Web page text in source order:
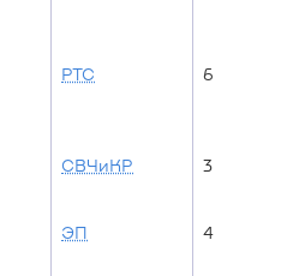
РТС 6
СВЧиКР 3
ЭП 4